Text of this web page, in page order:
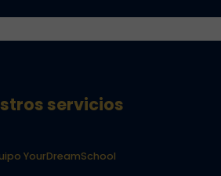
servicios
YourDreamSchool